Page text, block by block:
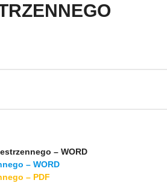
– WORD
– WORD
– PDF